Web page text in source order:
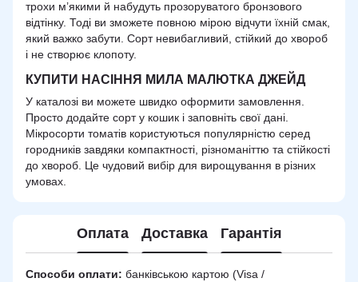
трохи м’якими й набудуть прозоруватого бронзового
відтінку. Тоді ви зможете повною мірою відчути їхній смак,
який важко забути. Сорт невибагливий, стійкий до хвороб
і не створює клопоту.
КУПИТИ НАСІННЯ МИЛА МАЛЮТКА ДЖЕЙД
У каталозі ви можете швидко оформити замовлення.
Просто додайте сорт у кошик і заповніть свої дані.
Мікросорти томатів користуються популярністю серед
городників завдяки компактності, різноманіттю та стійкості
до хвороб. Це чудовий вибір для вирощування в різних
умовах.
Оплата Доставка Гарантія
Способи оплати: банківською картою (Visa /